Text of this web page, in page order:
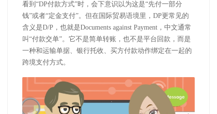
看到 “DP付款方式”时，会下意识以为这是“先付一部分
钱”或者“定金支付”。但在国际贸易语境里， DP更常见的
含义是D/P ，也就是Documents against Payment ，中文通常
叫“付款交单”。它不是简单转账，也不是平台回款，而是
一种和运输单据、银行托收、买方付款动作绑定在一起的
跨境支付方式。